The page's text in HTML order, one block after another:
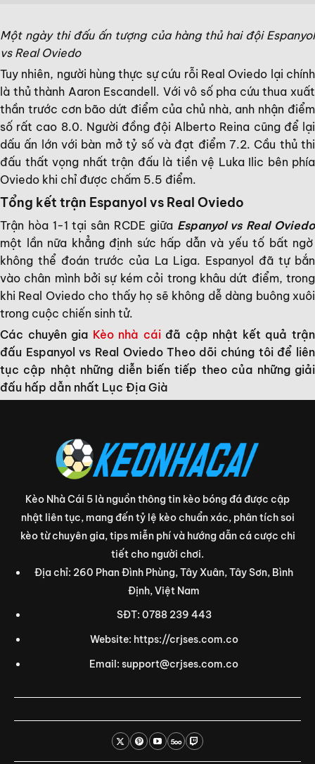
Một ngày thi đấu ấn tượng của hàng thủ hai đội Espanyol
vs Real Oviedo
Tuy nhiên, người hùng thực sự cứu rỗi Real Oviedo lại chính
là thủ thành Aaron Escandell. Với vô số pha cứu thua xuất
thần trước cơn bão dứt điểm của chủ nhà, anh nhận điểm
số rất cao 8.0. Người đồng đội Alberto Reina cũng để lại
dấu ấn lớn với bàn mở tỷ số và đạt điểm 7.2. Cầu thủ thi
đấu thất vọng nhất trận đấu là tiền vệ Luka Ilic bên phía
Oviedo khi chỉ được chấm 5.5 điểm.
Tổng kết trận Espanyol vs Real Oviedo
Trận hòa 1-1 tại sân RCDE giữa Espanyol vs Real Oviedo
một lần nữa khẳng định sức hấp dẫn và yếu tố bất ngờ
không thể đoán trước của La Liga. Espanyol đã tự bắn
vào chân mình bởi sự kém cỏi trong khâu dứt điểm, trong
khi Real Oviedo cho thấy họ sẽ không dễ dàng buông xuôi
trong cuộc chiến sinh tử.
Các chuyên gia Kèo nhà cáiđã cập nhật kết quả trận
đấu Espanyol vs Real Oviedo Theo dõi chúng tôi để liên
tục cập nhật những diễn biến tiếp theo của những giải
đấu hấp dẫn nhất Lục Địa Già
Kèo Nhà Cái 5 là nguồn thông tin kèo bóng đá được cập
nhật liên tục, mang đến tỷ lệ kèo chuẩn xác, phân tích soi
kèo từ chuyên gia, tips miễn phí và hướng dẫn cá cược chi
tiết cho người chơi.
Địa chỉ: 260 Phan Đình Phùng, Tây Xuân, Tây Sơn, Bình
Định, Việt Nam
SĐT: 0788 239 443
Website: https://crjses.com.co
Email:support@crjses.com.co